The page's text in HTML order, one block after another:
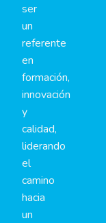
ser
un
referente
en
formación,
innovación
y
calidad,
liderando
el
camino
hacia
un